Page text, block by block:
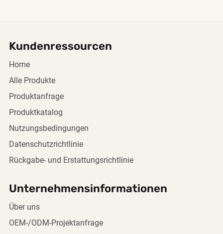
Kundenressourcen
Home
Alle Produkte
Produktanfrage
Produktkatalog
Nutzungsbedingungen
Datenschutzrichtlinie
Rückgabe- und Erstattungsrichtlinie
Unternehmensinformationen
Über uns
OEM-/ODM-Projektanfrage